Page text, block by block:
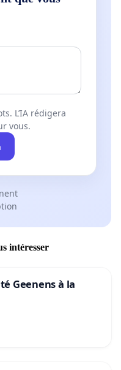
L’IA rédigera
vous.
intéresser
Geenens à la